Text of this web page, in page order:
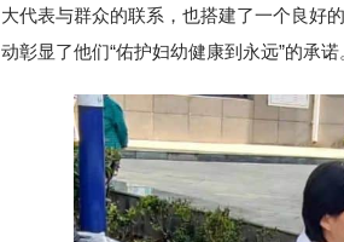
大代表与群众的联系，也搭建了一个良好
动彰显了他们“佑护妇幼健康到永远”的承诺